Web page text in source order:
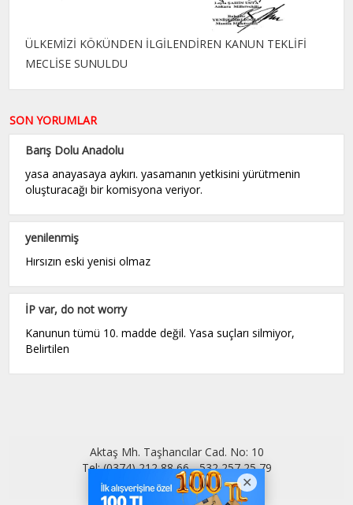
ÜLKEMİZİ KÖKÜNDEN İLGİLENDİREN KANUN TEKLİFİ
MECLİSE SUNULDU
SON YORUMLAR
Barış Dolu Anadolu
yasa anayasaya aykırı. yasamanın yetkisini yürütmenin
oluşturacağı bir komisyona veriyor.
yenilenmiş
Hırsızın eski yenisi olmaz
İP var, do not worry
Kanunun tümü 10. madde değil. Yasa suçları silmiyor,
Belirtilen
Aktaş Mh. Taşhancılar Cad. No: 10
Tel: (0374) 212 88 66 - 532 257 25 79
kamuran@bolununsesi.com